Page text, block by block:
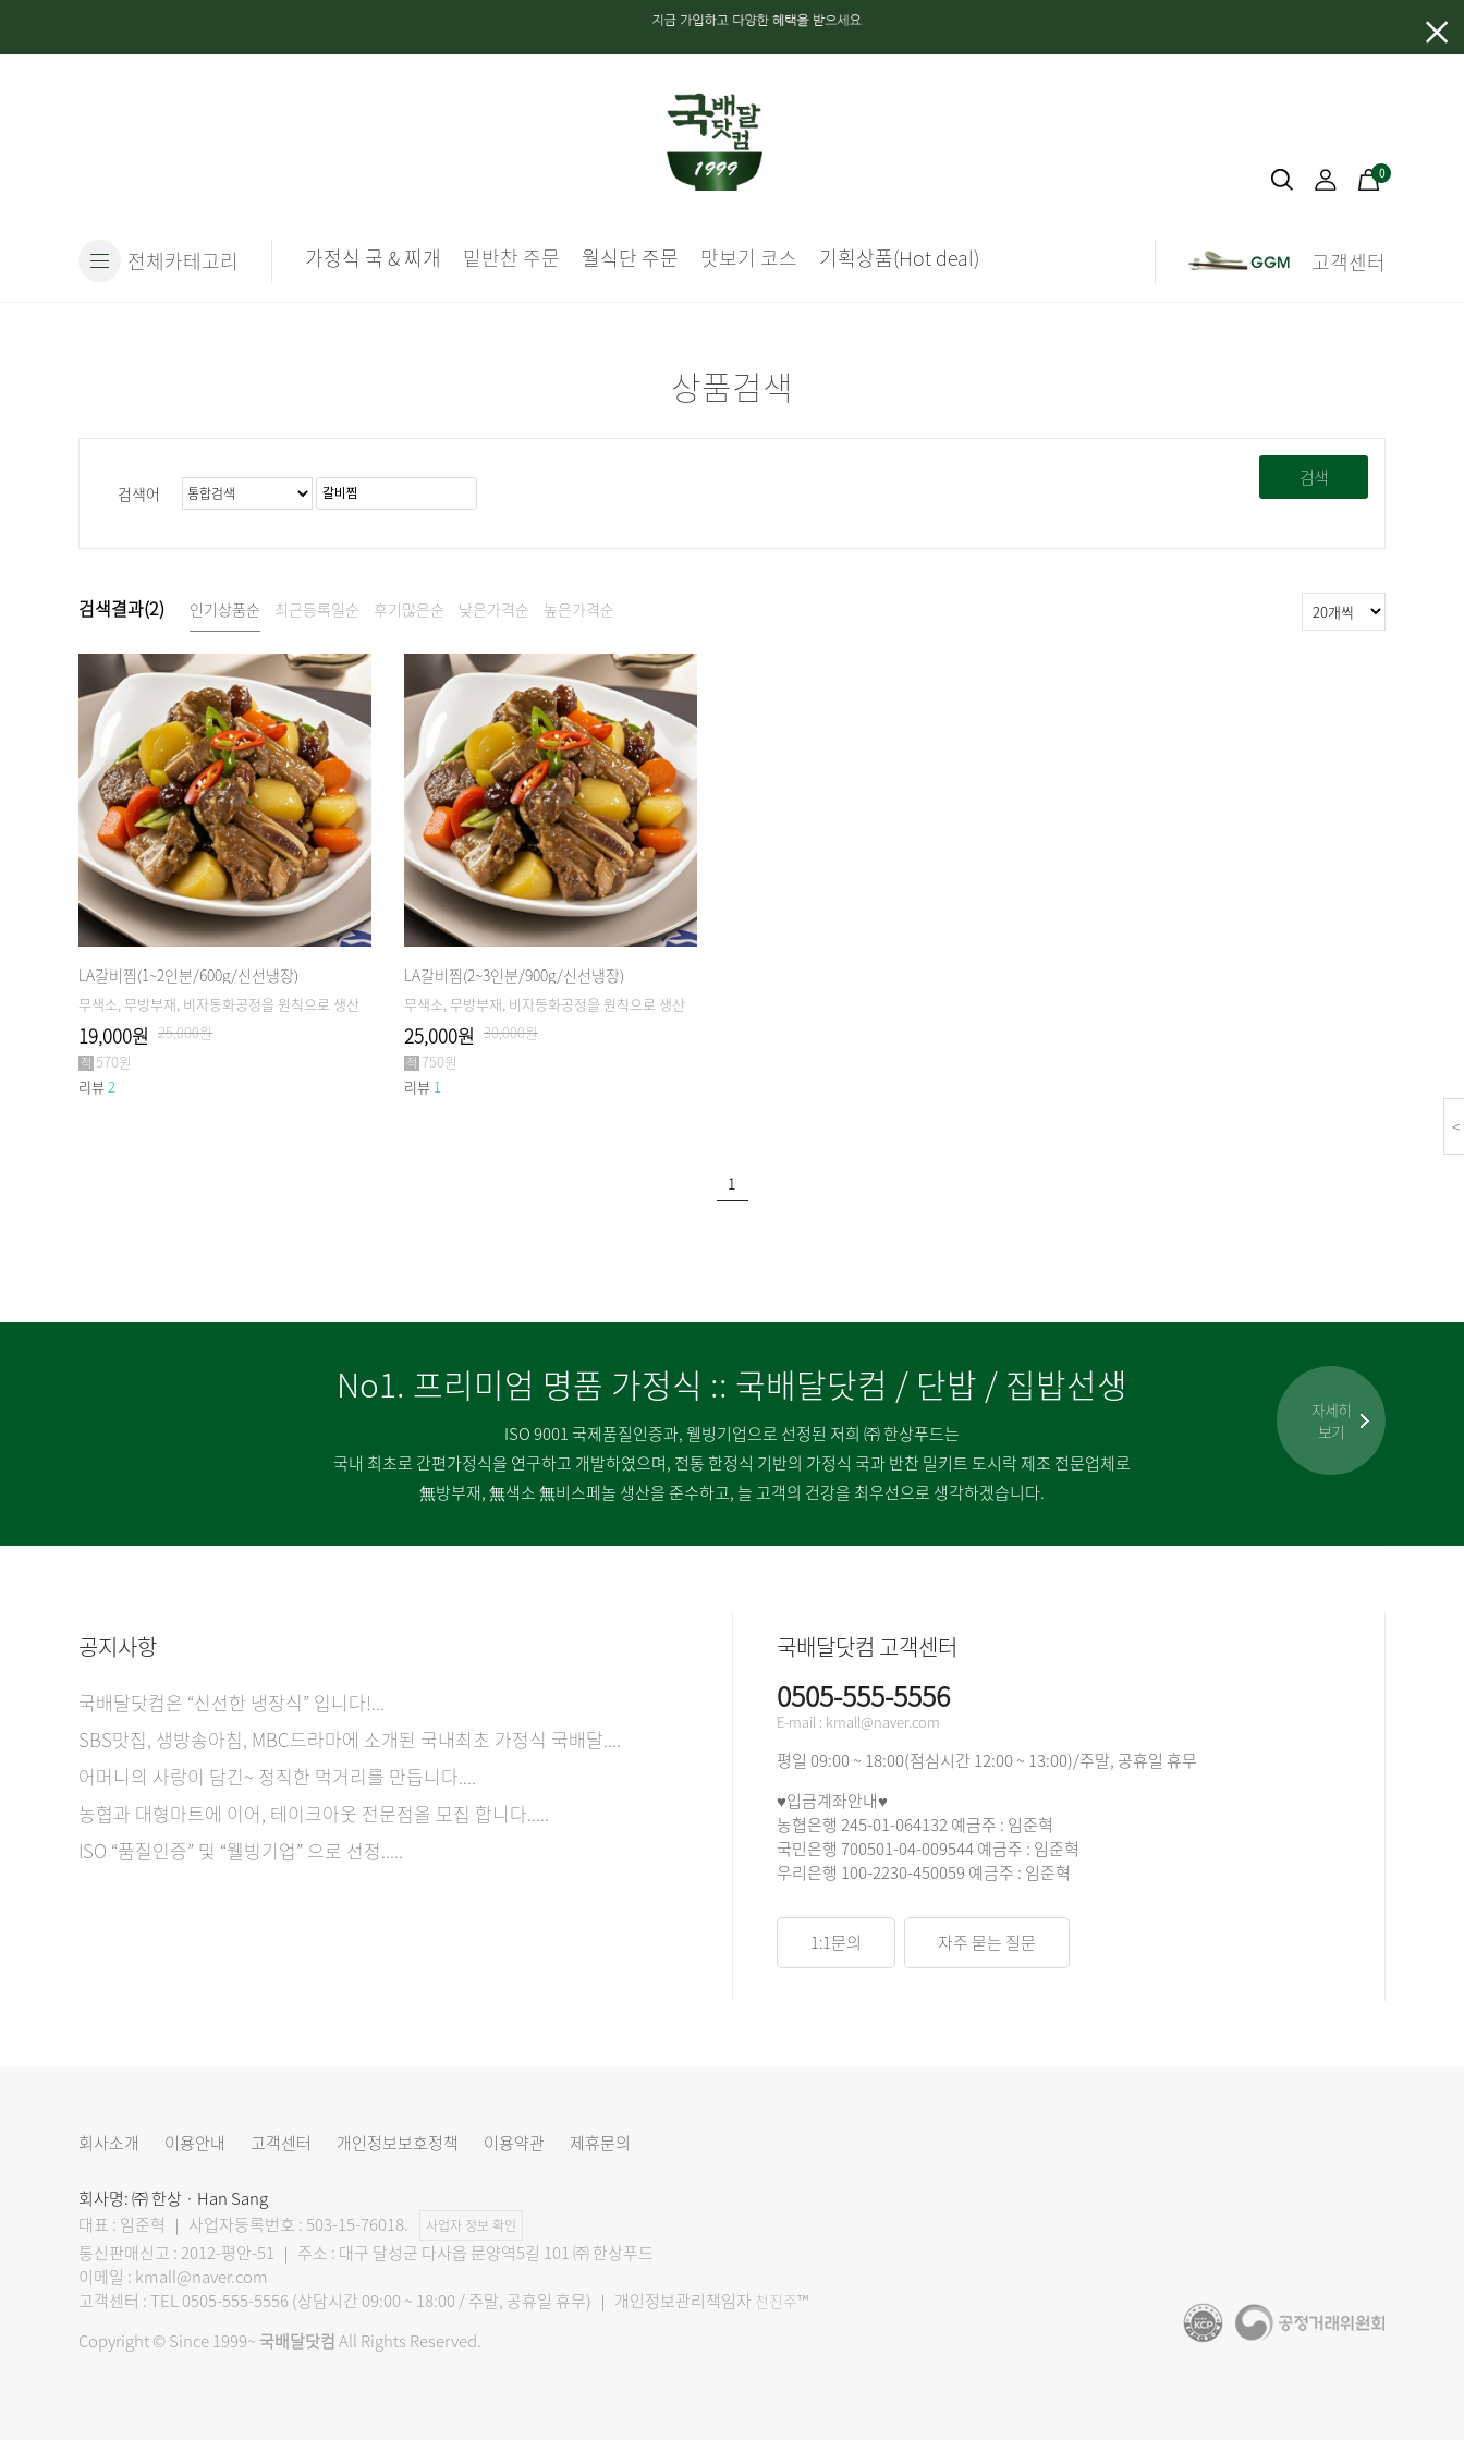
×
0
전체카테고리 가정식 국 & 찌개 밑반찬 주문 월식단 주문 맛보기 코스 기획상품(Hot deal) 고객센터
상품검색
검색어
검색
검색결과(2) 인기상품순 최근등록일순 후기많은순 낮은가격순 높은가격순
LA갈비찜(1~2인분/600g/신선냉장)
무색소, 무방부재, 비자동화공정을 원칙으로 생산
19,000원 25,000원
570원
리뷰2
LA갈비찜(2~3인분/900g/신선냉장)
무색소, 무방부재, 비자동화공정을 원칙으로 생산
25,000원 30,000원
750원
리뷰 1
1
No1. 프리미엄 명품 가정식 :: 국배달닷컴 / 단밥 / 집밥선생
ISO 9001 국제품질인증과, 웰빙기업으로 선정된 저희 ㈜ 한상푸드는
국내 최초로 간편가정식을 연구하고 개발하였으며, 전통 한정식 기반의 가정식 국과 반찬 밀키트 도시락 제조 전문업체로
無방부재, 無색소 無비스페놀 생산을 준수하고, 늘 고객의 건강을 최우선으로 생각하겠습니다.
자세히
보기
공지사항
국배달닷컴은 “신선한 냉장식” 입니다!...
SBS맛집, 생방송아침, MBC드라마에 소개된 국내최초 가정식 국배달....
어머니의 사랑이 담긴~ 정직한 먹거리를 만듭니다....
농협과 대형마트에 이어, 테이크아웃 전문점을 모집 합니다.....
ISO “품질인증” 및 “웰빙기업” 으로 선정.....
국배달닷컴 고객센터
0505-555-5556
E-mail : kmall@naver.com
평일 09:00 ~ 18:00(점심시간 12:00 ~ 13:00)/주말, 공휴일 휴무
♥입금계좌안내♥
농협은행 245-01-064132 예금주 : 임준혁
국민은행 700501-04-009544 예금주 : 임준혁
우리은행 100-2230-450059 예금주 : 임준혁
1:1문의 자주 묻는 질문
회사소개 이용안내 고객센터 개인정보보호정책 이용약관 제휴문의
회사명: ㈜ 한상 · Han Sang
대표 : 임준혁 ｜ 사업자등록번호 : 503-15-76018.
사업자 정보 확인
통신판매신고 : 2012-평안-51 ｜ 주소 : 대구 달성군 다사읍 문양역5길 101 ㈜ 한상푸드
이메일 : kmall@naver.com
고객센터 : TEL 0505-555-5556 (상담시간 09:00 ~ 18:00 / 주말, 공휴일 휴무) ｜ 개인정보관리책임자 천진주™
Copyright © Since 1999~ 국배달닷컴 All Rights Reserved.
<